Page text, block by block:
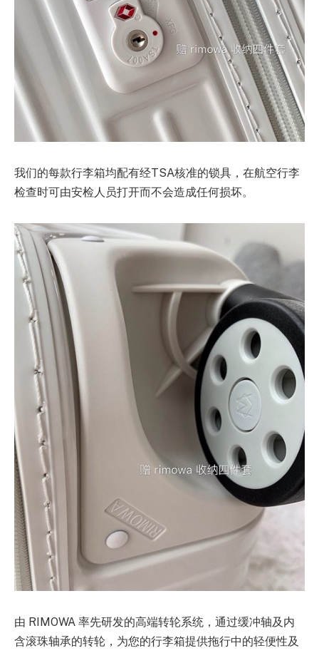
我们的每款行李箱均配有经TSA核准的锁具，在航空行李
检查时可由安检人员打开而不会造成任何损坏。
由 RIMOWA 率先研发的高端转轮系统，通过缓冲轴及内
含滚珠轴承的转轮，为您的行李箱提供拖行中的轻便性及